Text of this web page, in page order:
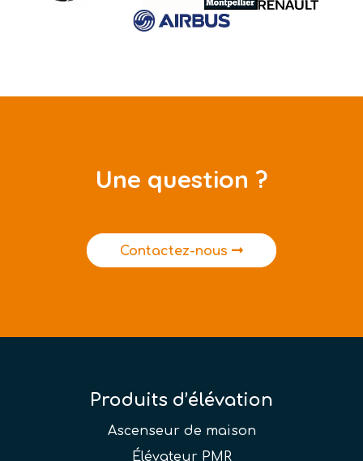
Une question ?
Contactez-nous
Produits d’élévation
Ascenseur de maison
Élévateur PMR